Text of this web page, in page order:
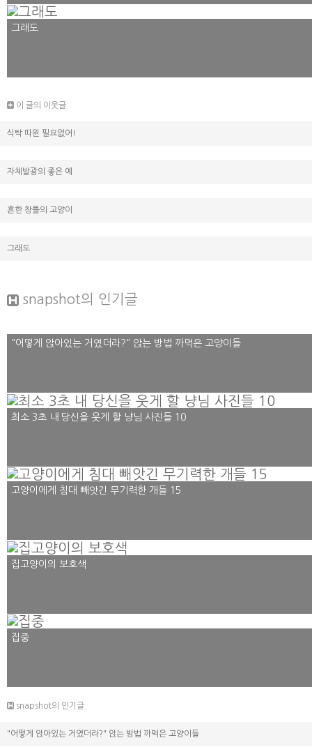
그래도
이 글의 이웃글
식탁 따윈 필요없어!
자체발광의 좋은 예
흔한 창틀의 고양이
그래도
snapshot의 인기글
"어떻게 앉아있는 거였더라?" 앉는 방법 까먹은 고양이들
최소 3초 내 당신을 웃게 할 냥님 사진들 10
고양이에게 침대 빼앗긴 무기력한 개들 15
집고양이의 보호색
집중
snapshot의 인기글
"어떻게 앉아있는 거였더라?" 앉는 방법 까먹은 고양이들